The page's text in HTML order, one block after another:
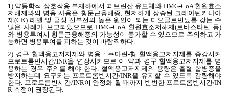
1) 약동학적 상호작용 부재하에서 피브린산 유도체와 HMG-CoA환원효소
저해제와의 병용 사용은 횡문근융해증, 현저하게 상승된 크레아틴키나아
제(CK)레벨 및 급성 신부전의 높은 원인이 되는 미오글로빈뇨를 갖는 수
많은 사례가 보고되었으므로 HMG-CoA 환원효소저해제(로바스타틴 등)
와 병용투여시 횡문근융해증의 가능성이 증가할 수 있으므로 주의하고 가
능하면 병용투여를 피하는 것이 바람직하다.
2) 경구 혈액응고저지제와 병용 : 쿠마린-형 혈액응고저지제를 증강시켜
프로트롬빈시간/INR을 연장시키므로 이 약과 경구 혈액응고저지제를 병
용하는 경우 주의를 해야 한다 혈액응고저지제의 용량은 출혈 합병증을
방지하는데 요구되는 프로트롬빈시간/INR을 유지할 수 있도록 감량해야
한다 프로트롬빈시간/INR이 안정화 될 때까지 빈번한 프로트롬빈시간/IN
R 측정이 권장된다